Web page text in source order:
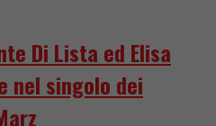
Di Lista ed Elisa
nel singolo dei